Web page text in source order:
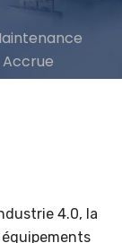
Accrue
4.0, la